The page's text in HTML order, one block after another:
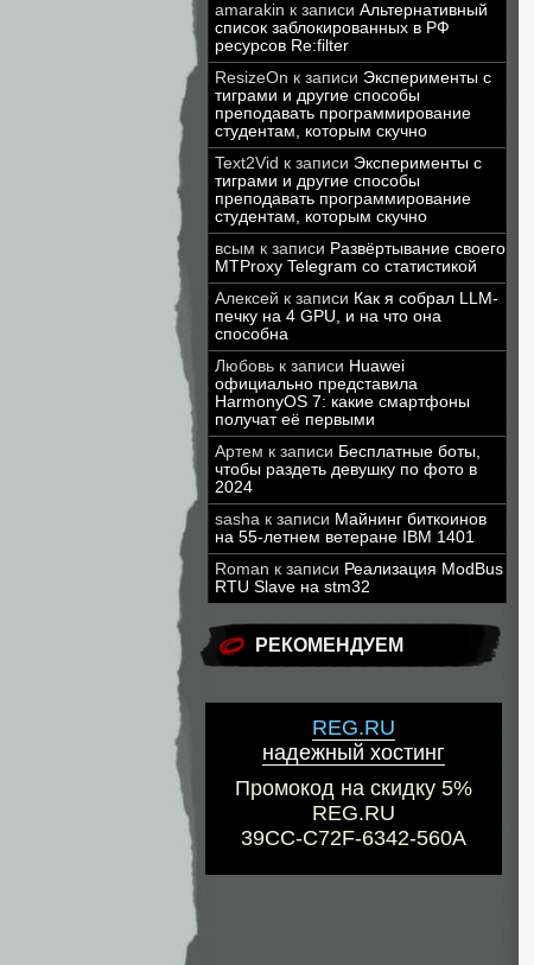
amarakin к записи Альтернативный
список заблокированных в РФ
ресурсов Re:filter
ResizeOn к записи Эксперименты с
тиграми и другие способы
преподавать программирование
студентам, которым скучно
Text2Vid к записи Эксперименты с
тиграми и другие способы
преподавать программирование
студентам, которым скучно
всым к записи Развёртывание своего
MTProxy Telegram со статистикой
Алексей к записи Как я собрал LLM-
печку на 4 GPU, и на что она
способна
Любовь к записи Huawei
официально представила
HarmonyOS 7: какие смартфоны
получат её первыми
Артем к записи Бесплатные боты,
чтобы раздеть девушку по фото в
2024
sasha к записи Майнинг биткоинов
на 55-летнем ветеране IBM 1401
Roman к записи Реализация ModBus
RTU Slave на stm32
РЕКОМЕНДУЕМ
REG.RU
надежный хостинг
Промокод на скидку 5%
REG.RU
39CC-C72F-6342-560A